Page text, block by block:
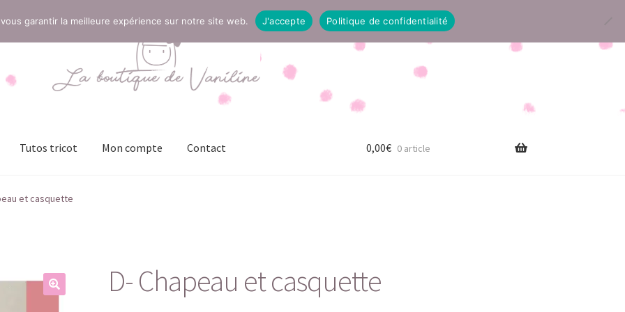
Tutos tricot Mon compte Contact
Mentions légales
0,00€ 0 article
et casquette
D- Chapeau et casquette
garantir la meilleure expérience sur notre site web. J'accepte Politique de confidentialité